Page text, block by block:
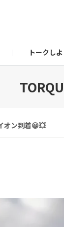
トークし
オン到着😀💥